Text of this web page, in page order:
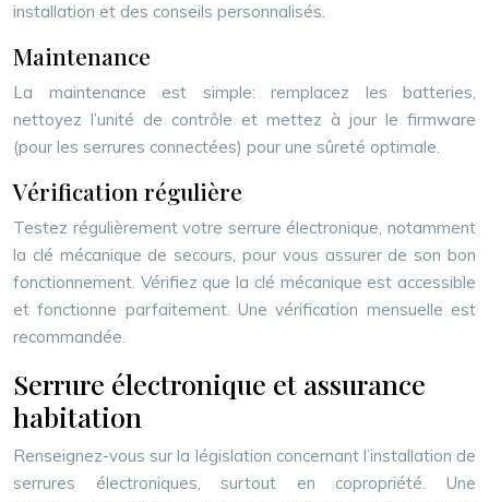
installation et des conseils personnalisés.
Maintenance
La maintenance est simple: remplacez les batteries,
nettoyez l’unité de contrôle et mettez à jour le firmware
(pour les serrures connectées) pour une sûreté optimale.
Vérification régulière
Testez régulièrement votre serrure électronique, notamment
la clé mécanique de secours, pour vous assurer de son bon
fonctionnement. Vérifiez que la clé mécanique est accessible
et fonctionne parfaitement. Une vérification mensuelle est
recommandée.
Serrure électronique et assurance
habitation
Renseignez-vous sur la législation concernant l’installation de
serrures électroniques, surtout en copropriété. Une